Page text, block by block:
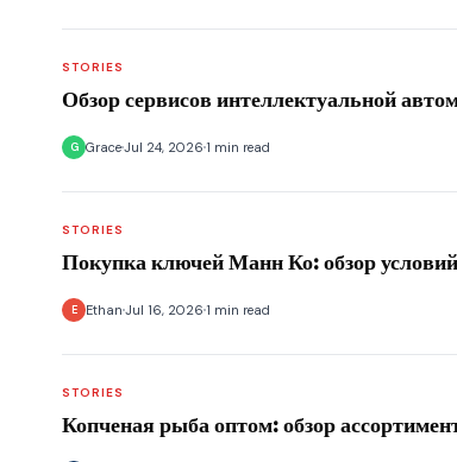
STORIES
Обзор сервисов интеллектуальной
G GraceJul 24, 2026 1 min read
STORIES
Покупка ключей Манн Ко: обзор
E Ethan Jul 16, 2026 1 min read
STORIES
Копченая рыба оптом: обзор